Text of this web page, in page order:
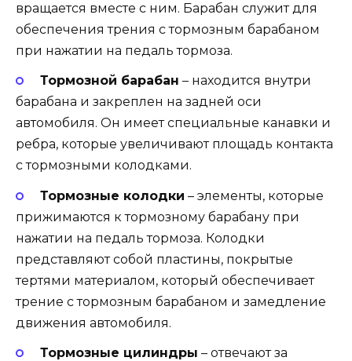
вращается вместе с ним. Барабан служит для
обеспечения трения с тормозным барабаном
при нажатии на педаль тормоза.
Тормозной барабан – находится внутри
барабана и закреплен на задней оси
автомобиля. Он имеет специальные канавки и
ребра, которые увеличивают площадь контакта
с тормозными колодками.
Тормозные колодки – элементы, которые
прижимаются к тормозному барабану при
нажатии на педаль тормоза. Колодки
представляют собой пластины, покрытые
тертями материалом, который обеспечивает
трение с тормозным барабаном и замедление
движения автомобиля.
Тормозные цилиндры – отвечают за